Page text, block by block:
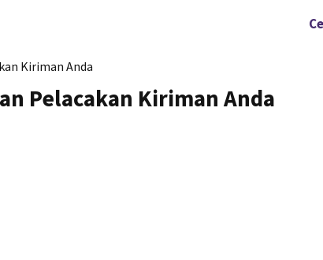
Kiriman Anda
Pelacakan Kiriman Anda